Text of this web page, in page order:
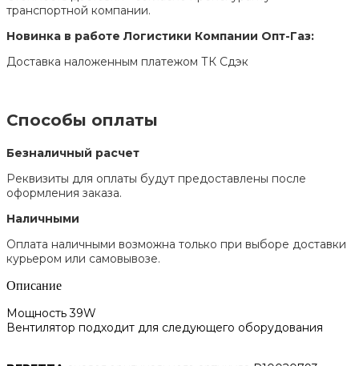
транспортной компании.
Новинка в работе Логистики Компании Опт-Газ:
Доставка наложенным платежом ТК Сдэк
Способы оплаты
Безналичный расчет
Реквизиты для оплаты будут предоставлены после
оформления заказа.
Наличными
Оплата наличными возможна только при выборе доставки
курьером или самовывозе.
Описание
Мощность 39W
Вентилятор подходит для следующего оборудования